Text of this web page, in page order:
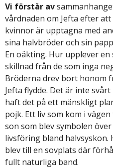
Vi förstår av
vårdnaden om Jefta efter
kvinnor är upptagna med
sina halvbröder och sin
En oäkting. Hur upplever
skillnad från de som inga
Bröderna drev bort honom
Jefta flydde. Det är inte
haft det på ett mänskligt
pojk. Ett liv som kom i
son som blev symbolen
livsföring bland halvsyskon.
blev till en sovplats där
fullt naturliga band.